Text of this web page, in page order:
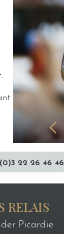
22 26 46 46
RELAIS
Picardie